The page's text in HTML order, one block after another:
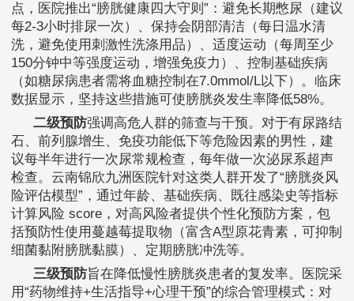
点，医院推出“膀胱健康四大守则”：避免长期憋尿（建议
每2-3小时排尿一次）、保持会阴部清洁（每日温水清
洗，避免使用刺激性洗涤用品）、适度运动（每周至少
150分钟中等强度运动，增强免疫力）、控制基础疾病
（如糖尿病患者需将血糖控制在7.0mmol/L以下）。临床
数据显示，坚持这些措施可使膀胱炎发生率降低58%。
二级预防强调高危人群的筛查与干预。对于有尿路结
石、前列腺增生、免疫功能低下等危险因素的男性，建
议每半年进行一次尿常规检查，每年做一次泌尿系超声
检查。云南锦欣九洲医院针对这类人群开发了“膀胱炎风
险评估模型”，通过年龄、基础疾病、既往感染史等指标
计算风险 score，对高风险者提供个性化预防方案，包
括预防性使用蔓越莓提取物（富含A型原花青素，可抑制
细菌黏附膀胱黏膜）、定期膀胱冲洗等。
三级预防旨在降低慢性膀胱炎患者的复发率。医院采
用“药物维持+生活指导+心理干预”的综合管理模式：对